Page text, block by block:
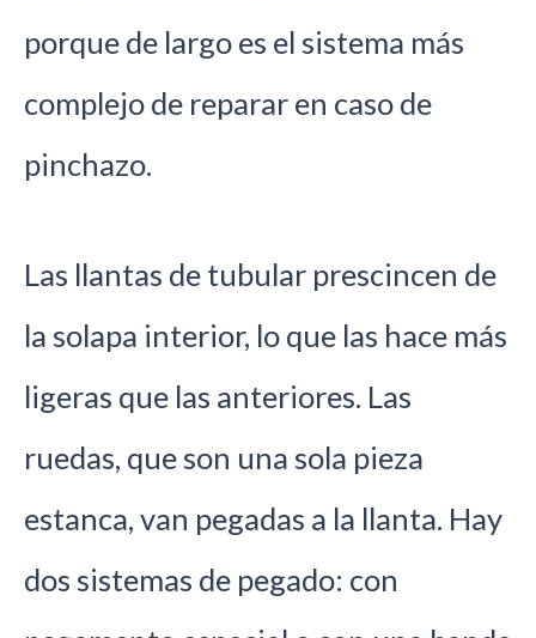
porque de largo es el sistema más
complejo de reparar en caso de
pinchazo.
Las llantas de tubular prescincen de
la solapa interior, lo que las hace más
ligeras que las anteriores. Las
ruedas, que son una sola pieza
estanca, van pegadas a la llanta. Hay
dos sistemas de pegado: con